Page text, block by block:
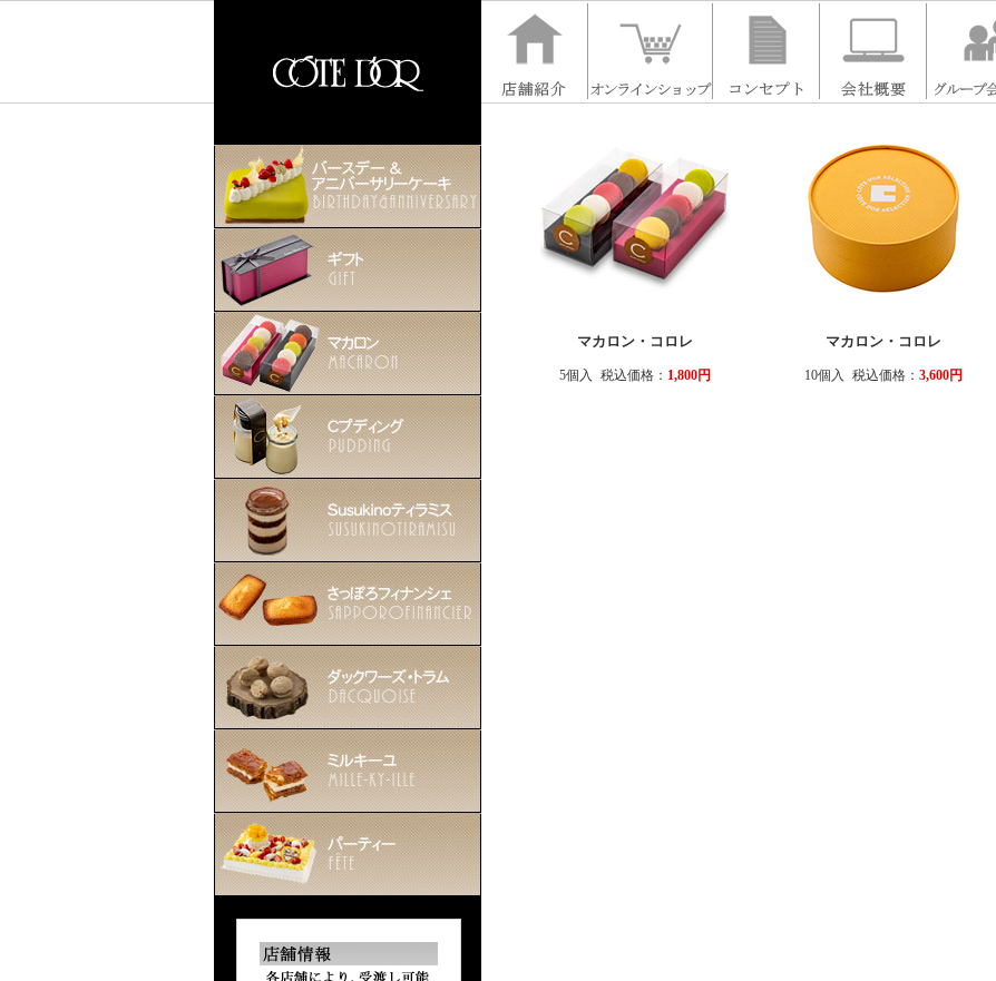
マカロン・コロレ
5個入 税込価格： 1,800円
マカロン・コロレ
10個入 税込価格： 3,600円